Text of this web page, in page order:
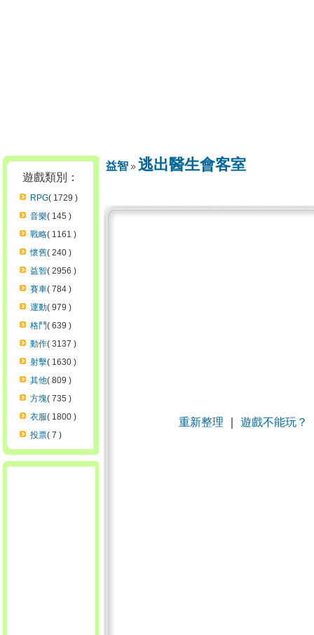
遊戲類別：
RPG( 1729 )
音樂( 145 )
戰略( 1161 )
懷舊( 240 )
益智( 2956 )
賽車( 784 )
運動( 979 )
格鬥( 639 )
動作( 3137 )
射擊( 1630 )
其他( 809 )
方塊( 735 )
衣服( 1800 )
投票( 7 )
益智 逃出醫生會客室
重新整理 遊戲不能玩？